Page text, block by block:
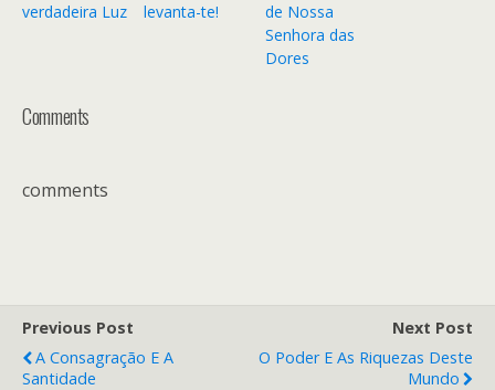
verdadeira Luz
levanta-te!
de Nossa
Senhora das
Dores
Comments
comments
Previous Post
A Consagração E A
Santidade
Next Post
O Poder E As Riquezas Deste
Mundo